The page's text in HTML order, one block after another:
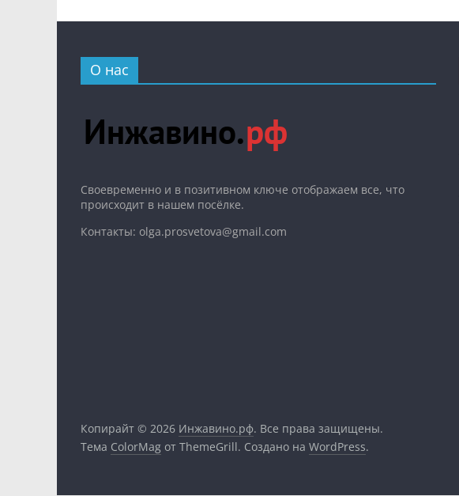
О нас
Cвоевременно и в позитивном ключе отображаем все, что
происходит в нашем посёлке.
Контакты: olga.prosvetova@gmail.com
Копирайт © 2026 Инжавино.рф. Все права защищены.
Тема ColorMag от ThemeGrill. Создано на WordPress.